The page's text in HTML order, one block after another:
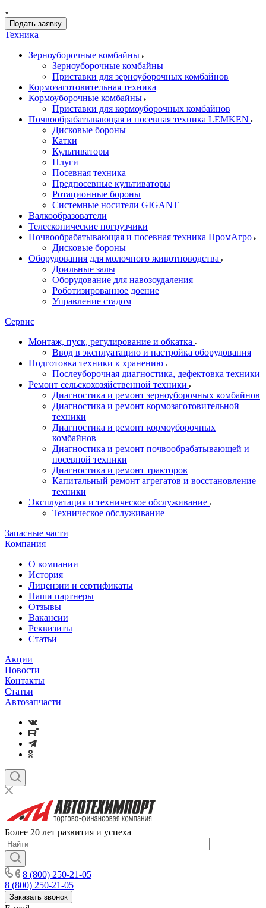
Подать заявку
Техника
Зерноуборочные комбайны
Зерноуборочные комбайны
Приставки для зерноуборочных комбайнов
Кормозаготовительная техника
Кормоуборочные комбайны
Приставки для кормоуборочных комбайнов
Почвообрабатывающая и посевная техника LEMKEN
Дисковые бороны
Катки
Культиваторы
Плуги
Посевная техника
Предпосевные культиваторы
Ротационные бороны
Системные носители GIGANT
Валкообразователи
Телескопические погрузчики
Почвообрабатывающая и посевная техника ПромАгро
Дисковые бороны
Оборудования для молочного животноводства
Доильные залы
Оборудование для навозоудаления
Роботизированное доение
Управление стадом
Сервис
Монтаж, пуск, регулирование и обкатка
Ввод в эксплуатацию и настройка оборудования
Подготовка техники к хранению
Послеуборочная диагностика, дефектовка техники
Ремонт сельскохозяйственной техники
Диагностика и ремонт зерноуборочных комбайнов
Диагностика и ремонт кормозаготовительной
техники
Диагностика и ремонт кормоуборочных
комбайнов
Диагностика и ремонт почвообрабатывающей и
посевной техники
Диагностика и ремонт тракторов
Капитальный ремонт агрегатов и восстановление
техники
Эксплуатация и техническое обслуживание
Техническое обслуживание
Запасные части
Компания
О компании
История
Лицензии и сертификаты
Наши партнеры
Отзывы
Вакансии
Реквизиты
Статьи
Акции
Новости
Контакты
Статьи
Автозапчасти
Более 20 лет развития и успеха
8 (800) 250-21-05
8 (800) 250-21-05
Заказать звонок